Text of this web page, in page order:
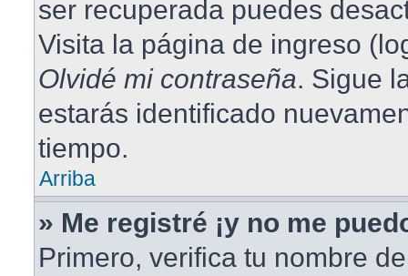
ser recuperada puedes
Visita la página de ingreso
Olvidé mi contraseña. Sigue
estarás identificado
tiempo.
Arriba
» Me registré ¡y no me
Primero, verifica tu nombre